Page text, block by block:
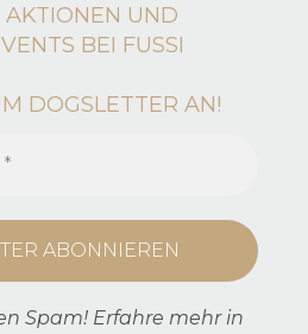
AKTIONEN UND
BEI FUSSI
DOGSLETTER AN!
Spam! Erfahre mehr in